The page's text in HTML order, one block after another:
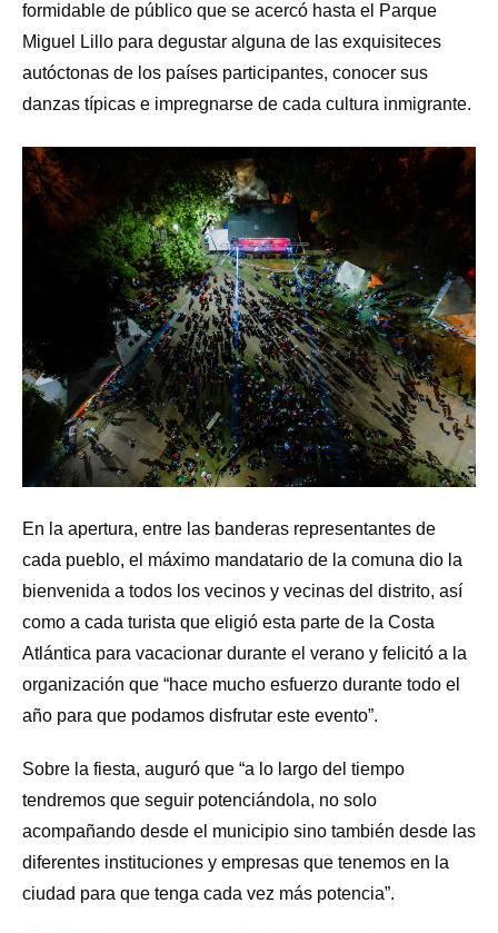
formidable de público que se acercó hasta el Parque
Miguel Lillo para degustar alguna de las exquisiteces
autóctonas de los países participantes, conocer sus
danzas típicas e impregnarse de cada cultura inmigrante.
En la apertura, entre las banderas representantes de
cada pueblo, el máximo mandatario de la comuna dio la
bienvenida a todos los vecinos y vecinas del distrito, así
como a cada turista que eligió esta parte de la Costa
Atlántica para vacacionar durante el verano y felicitó a la
organización que “hace mucho esfuerzo durante todo el
año para que podamos disfrutar este evento”.
Sobre la fiesta, auguró que “a lo largo del tiempo
tendremos que seguir potenciándola, no solo
acompañando desde el municipio sino también desde las
diferentes instituciones y empresas que tenemos en la
ciudad para que tenga cada vez más potencia”.